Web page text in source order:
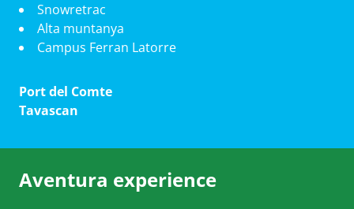
Snowretrac
Alta muntanya
Campus Ferran Latorre
Port del Comte
Tavascan
Aventura experience